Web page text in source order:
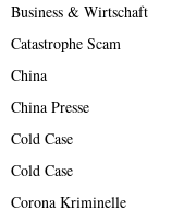
Business & Wirtschaft
Catastrophe Scam
China
China Presse
Cold Case
Cold Case
Corona Kriminelle